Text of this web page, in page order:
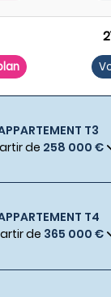
T3
de 258 000 €
T4
de 365 000 €